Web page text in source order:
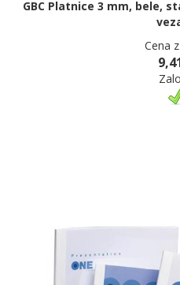
GBC Platnice 3 mm, bele,
Cena